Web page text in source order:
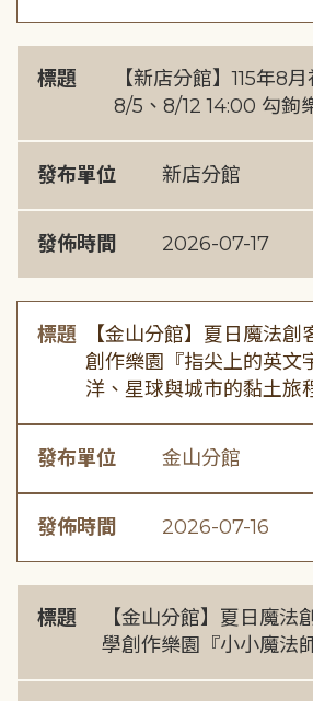
標題
【新店分館】115年8
8/5、8/12 14:00 勾鉤
發布單位 新店分館
發佈時間 2026-07-17
標題
【金山分館】夏日魔法
創作樂園『指尖上的英文
洋、星球與城市的黏土旅
發布單位 金山分館
發佈時間 2026-07-16
標題
【金山分館】夏日魔法
學創作樂園『小小魔法